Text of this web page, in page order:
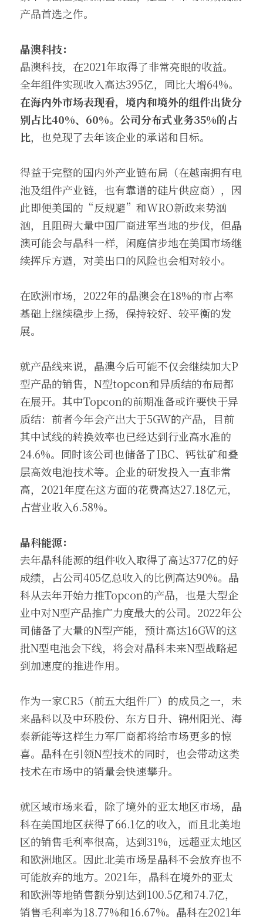
产品首选之作。
晶澳科技：
晶澳科技，在2021年取得了非常亮眼的收益。
全年组件实现收入高达395亿，同比大增64%。
在海内外市场表现看，境内和境外的组件出货分
别占比40%、60%。公司分布式业务35%的占
比，也兑现了去年该企业的承诺和目标。
得益于完整的国内外产业链布局（在越南拥有电
池及组件产业链，也有靠谱的硅片供应商），因
此即便美国的“反规避”和WRO新政来势汹
汹，且阻碍大量中国厂商进军当地的步伐，但晶
澳可能会与晶科一样，闲庭信步地在美国市场继
续挥斥方遒，对美出口的风险也会相对较小。
在欧洲市场，2022年的晶澳会在18%的市占率
基础上继续稳步上扬，保持较好、较平衡的发
展。
就产品线来说，晶澳今后可能不仅会继续加大P
型产品的销售，N型topcon和异质结的布局都
在展开。其中Topcon的前期准备或许要快于异
质结：前者今年会产出大于5GW的产品，目前
其中试线的转换效率也已经达到行业高水准的
24.6%。同时该公司也储备了IBC、钙钛矿和叠
层高效电池技术等。企业的研发投入一直非常
高，2021年度在这方面的花费高达27.18亿元，
占营业收入6.58%。
晶科能源：
去年晶科能源的组件收入取得了高达377亿的好
成绩，占公司405亿总收入的比例高达90%。晶
科从去年开始力推Topcon的产品，也是大型企
业中对N型产品推广力度最大的公司。2022年公
司储备了大量的N型产能，预计高达16GW的这
批N型电池会下线，将会对晶科未来N型战略起
到加速度的推进作用。
作为一家CR5（前五大组件厂）的成员之一，未
来晶科以及中环股份、东方日升、锦州阳光、海
泰新能等这样生力军厂商都将给市场更多的惊
喜。晶科在引领N型技术的同时，也会带动这类
技术在市场中的销量会快速攀升。
就区域市场来看，除了境外的亚太地区市场，晶
科在美国地区获得了66.1亿的收入，而且北美地
区的销售毛利率很高，达到31%，远超亚太地区
和欧洲地区。因此北美市场是晶科不会放弃也不
可能放弃的地方。2021年，晶科在境外的亚太
和欧洲等地销售额分别达到100.5亿和74.7亿，
销售毛利率为18.77%和16.67%。晶科在2021年